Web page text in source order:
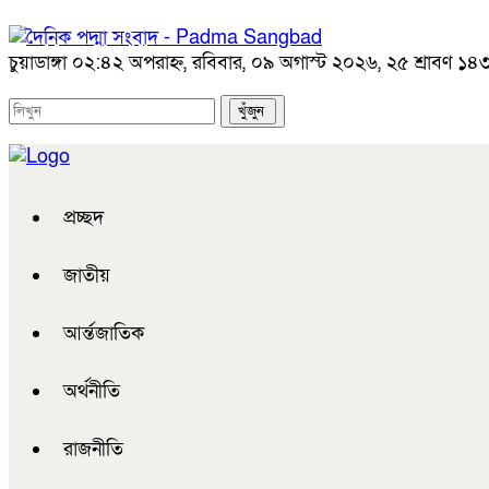
চুয়াডাঙ্গা ০২:৪২ অপরাহ্ন, রবিবার, ০৯ অগাস্ট ২০২৬, ২৫ শ্রাবণ
প্রচ্ছদ
জাতীয়
আর্ন্তজাতিক
অর্থনীতি
রাজনীতি